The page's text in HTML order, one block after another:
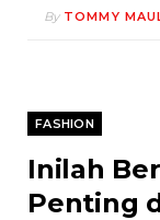
By TOMMY
FASHION
Inilah
Penting